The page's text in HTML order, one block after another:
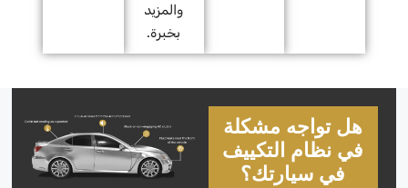
والمزيد
بخبرة.
هل تواجه مشكلة
في نظام التكييف
في سيارتك؟